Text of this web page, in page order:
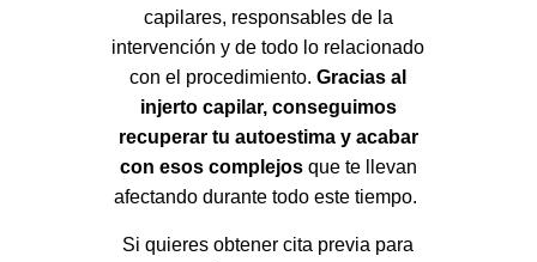
capilares, responsables de la
intervención y de todo lo relacionado
con el procedimiento.Gracias al
injerto capilar, conseguimos
recuperar tu autoestima y acabar
con esos complejosque te llevan
afectando durante todo este tiempo.
Si quieres obtener cita previa para